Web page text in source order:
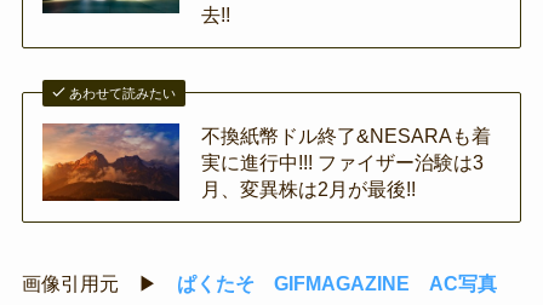
去!!
あわせて読みたい
不換紙幣ドル終了&NESARAも着
実に進行中!!! ファイザー治験は3
月、変異株は2月が最後!!
画像引用元 ▶ ぱくたそ GIFMAGAZINE
AC写真